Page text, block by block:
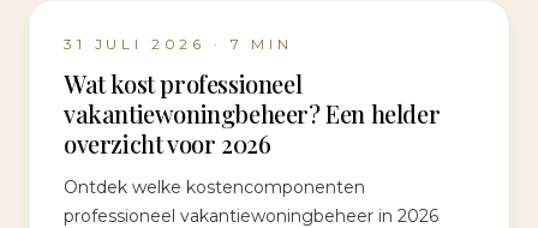
31 JULI 2026 · 7 MIN
Wat kost professioneel
vakantiewoningbeheer? Een helder
overzicht voor 2026
Ontdek welke kostencomponenten
professioneel vakantiewoningbeheer in 2026